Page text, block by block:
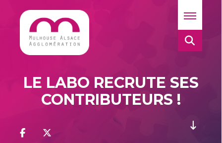
LE LABO RECRUTE SES
CONTRIBUTEURS !